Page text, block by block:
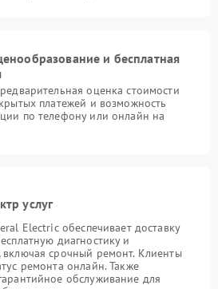
и бесплатная
оценка стоимости
платежей и возможность
по телефону или онлайн на
услуг
Electric обеспечивает доставку
диагностику и
включая срочный ремонт. Клиенты
ремонта онлайн. Также
обслуживание для